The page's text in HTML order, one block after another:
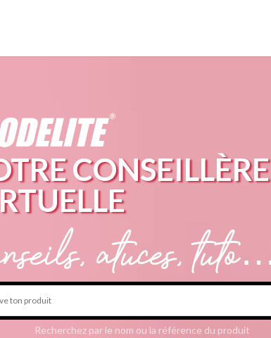
CONSEILLÈRE
atuces, tuto…
Recherchez par le nom ou la référence du produit